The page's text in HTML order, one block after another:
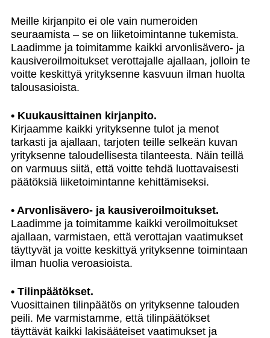
Meille kirjanpito ei ole vain numeroiden
seuraamista – se on liiketoimintanne tukemista.
Laadimme ja toimitamme kaikki arvonlisävero- ja
kausiveroilmoitukset verottajalle ajallaan, jolloin te
voitte keskittyä yrityksenne kasvuun ilman huolta
talousasioista.
• Kuukausittainen kirjanpito.
Kirjaamme kaikki yrityksenne tulot ja menot
tarkasti ja ajallaan, tarjoten teille selkeän kuvan
yrityksenne taloudellisesta tilanteesta. Näin teillä
on varmuus siitä, että voitte tehdä luottavaisesti
päätöksiä liiketoimintanne kehittämiseksi.
• Arvonlisävero- ja kausiveroilmoitukset.
Laadimme ja toimitamme kaikki veroilmoitukset
ajallaan, varmistaen, että verottajan vaatimukset
täyttyvät ja voitte keskittyä yrityksenne toimintaan
ilman huolia veroasioista.
• Tilinpäätökset.
Vuosittainen tilinpäätös on yrityksenne talouden
peili. Me varmistamme, että tilinpäätökset
täyttävät kaikki lakisääteiset vaatimukset ja